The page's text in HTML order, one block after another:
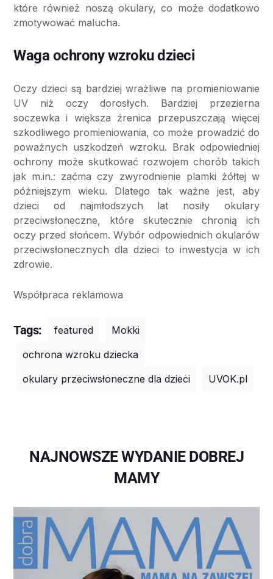
które również noszą okulary, co może dodatkowo
zmotywować malucha.
Waga ochrony wzroku dzieci
Oczy dzieci są bardziej wrażliwe na promieniowanie
UV niż oczy dorosłych. Bardziej przezierna
soczewka i większa źrenica przepuszczają więcej
szkodliwego promieniowania, co może prowadzić do
poważnych uszkodzeń wzroku. Brak odpowiedniej
ochrony może skutkować rozwojem chorób takich
jak m.in.: zaćma czy zwyrodnienie plamki żółtej w
późniejszym wieku. Dlatego tak ważne jest, aby
dzieci od najmłodszych lat nosiły okulary
przeciwsłoneczne, które skutecznie chronią ich
oczy przed słońcem. Wybór odpowiednich okularów
przeciwsłonecznych dla dzieci to inwestycja w ich
zdrowie.
Współpraca reklamowa
Tags: featured
Mokki
ochrona wzroku dziecka
okulary przeciwsłoneczne dla dzieci
UVOK.pl
NAJNOWSZE WYDANIE DOBREJ
MAMY